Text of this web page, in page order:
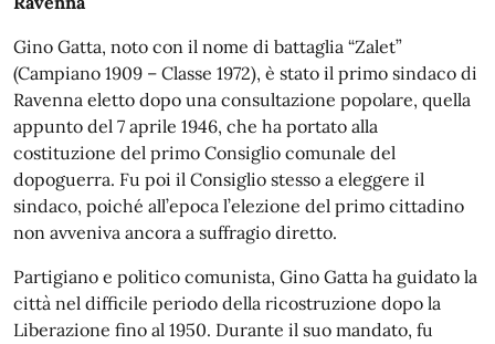
Gino Gatta, noto con il nome di battaglia “Zalet”
(Campiano 1909 – Classe 1972), è stato il primo sindaco di
Ravenna eletto dopo una consultazione popolare, quella
appunto del 7 aprile 1946, che ha portato alla
costituzione del primo Consiglio comunale del
dopoguerra. Fu poi il Consiglio stesso a eleggere il
sindaco, poiché all’epoca l’elezione del primo cittadino
non avveniva ancora a suffragio diretto.
Partigiano e politico comunista, Gino Gatta ha guidato la
città nel difficile periodo della ricostruzione dopo la
Liberazione fino al 1950. Durante il suo mandato, fu